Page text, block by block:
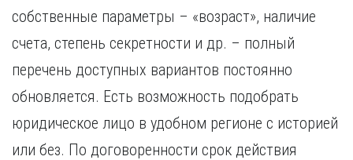
собственные параметры – «возраст», наличие
счета, степень секретности и др. – полный
перечень доступных вариантов постоянно
обновляется. Есть возможность подобрать
юридическое лицо в удобном регионе с историей
или без. По договоренности срок действия